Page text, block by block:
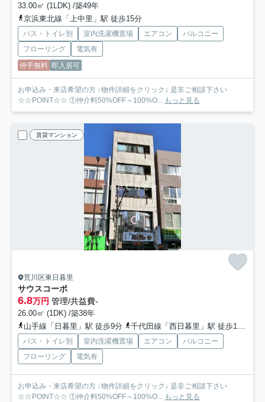
33.00㎡ (1LDK) /築49年
京浜東北線「上中里」駅 徒歩15分
バス・トイレ別 室内洗濯機置場 エアコン
バルコニー
フローリング
電気有
仲手無料 即入居可
お申込み・来店希望の方 ↓物件詳細をクリック↓ 是非ご相談下さい
☆☆POINT☆☆ ①仲介料50%OFF～100%O... もっと見る
賃貸マンション
荒川区東日暮里
サウスコーポ
6.8万円 管理/共益費-
26.00㎡ (1DK) /築38年
山手線「日暮里」駅 徒歩9分
千代田線「西日暮里」駅 徒歩15分
バス・トイレ別 室内洗濯機置場 エアコン
バルコニー
フローリング
電気有
お申込み・来店希望の方 ↓物件詳細をクリック↓ 是非ご相談下さい
☆☆POINT☆☆ ①仲介料50%OFF～100%O... もっと見る